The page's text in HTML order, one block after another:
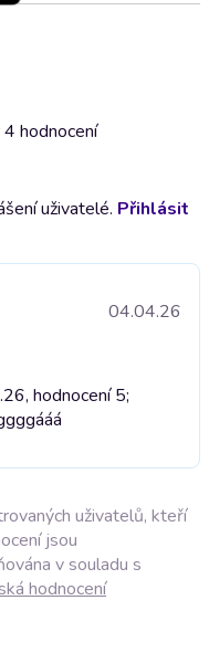
hodnocení
uživatelé. Přihlásit
04.04.26
hodnocení 5;
uživatelů, kteří
jsou
v souladu s
hodnocení